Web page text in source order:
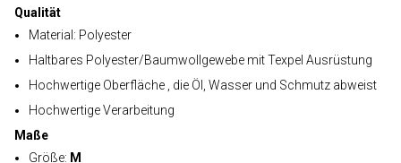
Qualität
Material: Polyester
Haltbares Polyester/Baumwollgewebe mit Texpel Ausrüstung
Hochwertige Oberfläche , die Öl, Wasser und Schmutz abweist
Hochwertige Verarbeitung
Maße
Größe: M